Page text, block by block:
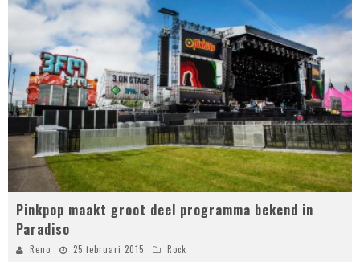
Pinkpop maakt groot deel programma bekend in
Paradiso
Reno 25 februari 2015 Rock